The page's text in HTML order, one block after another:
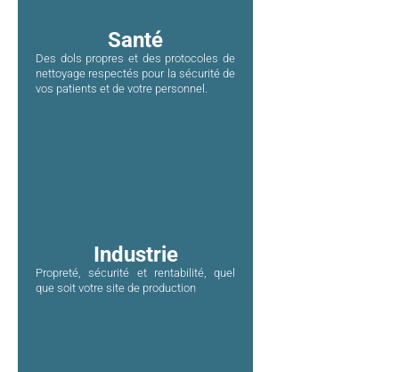
Santé
Des dols propres et des protocoles de
nettoyage respectés pour la sécurité de
vos patients et de votre personnel.
Industrie
Propreté, sécurité et rentabilité, quel
que soit votre site de production